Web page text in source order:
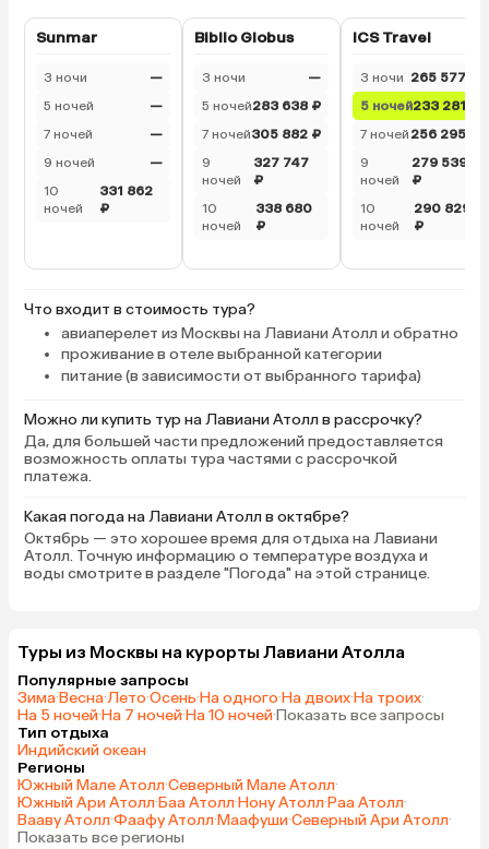
Sunmar
3 ночи
—
5 ночей
—
7 ночей
—
9 ночей
—
10
ночей
331 862
₽
Biblio Globus
3 ночи
—
5 ночей283 638 ₽
7 ночей305 882 ₽
9
ночей
327 747
₽
10
ночей
338 680
₽
ICS Travel
3 ночи 265 577 ₽
5 ночей233 281 ₽
7 ночей 256 295 ₽
9
ночей
279 539
₽
10
ночей
290 829
₽
Что входит в стоимость тура?
авиаперелет из Москвы на Лавиани Атолл и обратно
проживание в отеле выбранной категории
питание (в зависимости от выбранного тарифа)
Можно ли купить тур на Лавиани Атолл в рассрочку?
Да, для большей части предложений предоставляется
возможность оплаты тура частями с рассрочкой
платежа.
Какая погода на Лавиани Атолл в октябре?
Октябрь — это хорошее время для отдыха на Лавиани
Атолл. Точную информацию о температуре воздуха и
воды смотрите в разделе "Погода" на этой странице.
Туры из Москвы на курорты Лавиани Атолла
Популярные запросы
Зима·Весна·Лето·Осень·На одного·На двоих·На троих·
На 5 ночей·На 7 ночей·На 10 ночей·Показать все запросы
Тип отдыха
Индийский океан
Регионы
Южный Мале Атолл·Северный Мале Атолл·
Южный Ари Атолл·Баа Атолл·Нону Атолл·Раа Атолл·
Вааву Атолл·Фаафу Атолл·Маафуши·Северный Ари Атолл·
Показать все регионы